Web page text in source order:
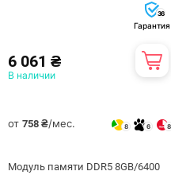
36
Гарантия
6 061 ₴
В наличии
от 758 ₴/мес. 8 6 8
Модуль памяти DDR5 8GB/6400